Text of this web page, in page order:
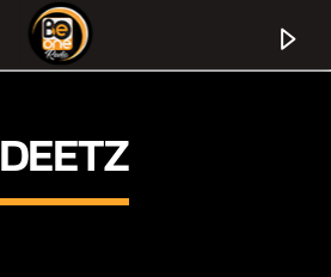
DEETZ